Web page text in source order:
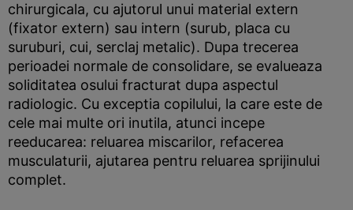
chirurgicala, cu ajutorul unui material extern
(fixator extern) sau intern (surub, placa cu
suruburi, cui, serclaj metalic). Dupa trecerea
perioadei normale de consolidare, se evalueaza
soliditatea osului fracturat dupa aspectul
radiologic. Cu exceptia copilului, la care este de
cele mai multe ori inutila, atunci incepe
reeducarea: reluarea miscarilor, refacerea
musculaturii, ajutarea pentru reluarea sprijinului
complet.